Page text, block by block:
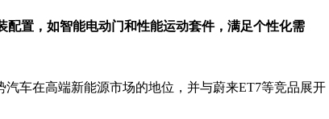
配置，如智能电动门和性能运动套件，满足个性化需
车在高端新能源市场的地位，并与蔚来ET7等竞品展开